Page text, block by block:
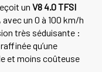
un V8 4.0 TFSI
avec un 0 à 100 km/h
très séduisante :
qu’une
et moins coûteuse